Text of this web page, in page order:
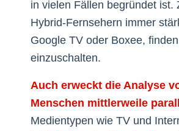
in vielen Fällen begründet ist.
Hybrid-Fernsehern immer
Google TV oder Boxee,
einzuschalten.
Auch erweckt die Analyse
Menschen mittlerweile
Medientypen wie TV und